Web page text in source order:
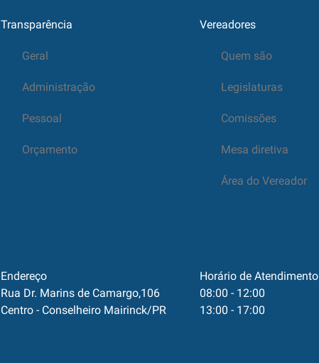
Transparência
Geral
Administração
Pessoal
Orçamento
Vereadores
Quem são
Legislaturas
Comissões
Mesa diretiva
Área do Vereador
Endereço
Rua Dr. Marins de Camargo,106
Centro - Conselheiro Mairinck/PR
Horário de Atendimento
08:00 - 12:00
13:00 - 17:00